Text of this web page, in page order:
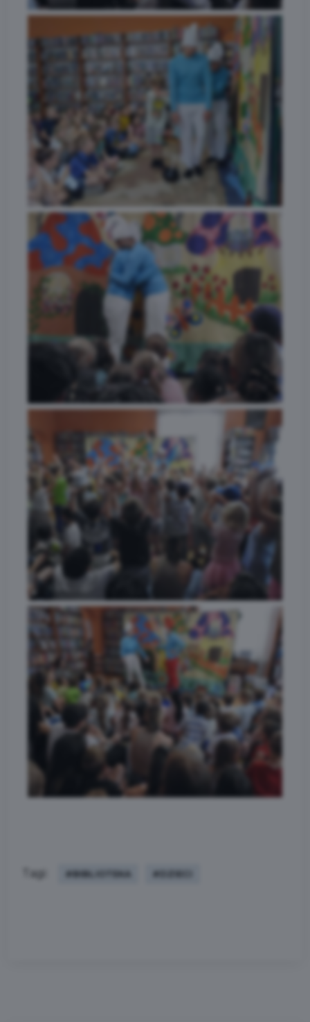
Tagi: #BIBLIOTEKA #DZIECI